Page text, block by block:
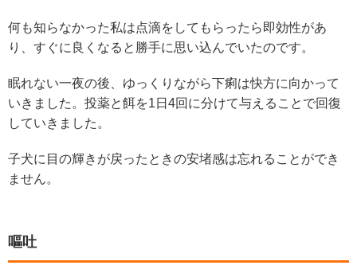
何も知らなかった私は点滴をしてもらったら即効性があ
り、すぐに良くなると勝手に思い込んでいたのです。
眠れない一夜の後、ゆっくりながら下痢は快方に向かって
いきました。投薬と餌を1日4回に分けて与えることで回復
していきました。
子犬に目の輝きが戻ったときの安堵感は忘れることができ
ません。
嘔吐